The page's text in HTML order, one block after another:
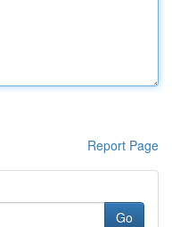
Report Page
Go